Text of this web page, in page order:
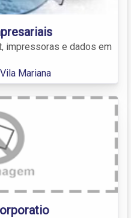
impressoras e dados em
Mariana